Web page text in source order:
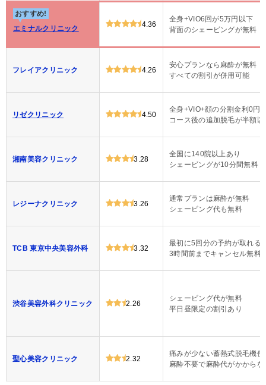
おすすめ!
エミナルクリニック
4.36
全身+VIO6回が5万円以下
背面のシェービングが無料
フレイアクリニック 4.26
安心プランなら麻酔が無料
すべての割引が併用可能
リゼクリニック 4.50
全身+VIO+顔の分割金利0円
コース後の追加脱毛が半額以
湘南美容クリニック 3.28
全国に140院以上あり
シェービングが10分間無料
レジーナクリニック 3.26
通常プランは麻酔が無料
シェービング代も無料
TCB 東京中央美容外科 3.32
最初に5回分の予約が取れる
3時間前までキャンセル無料
渋谷美容外科クリニック 2.26
シェービング代が無料
平日昼限定の割引あり
聖心美容クリニック 2.32
痛みが少ない蓄熱式脱毛機使
麻酔不要で麻酔代がかからな